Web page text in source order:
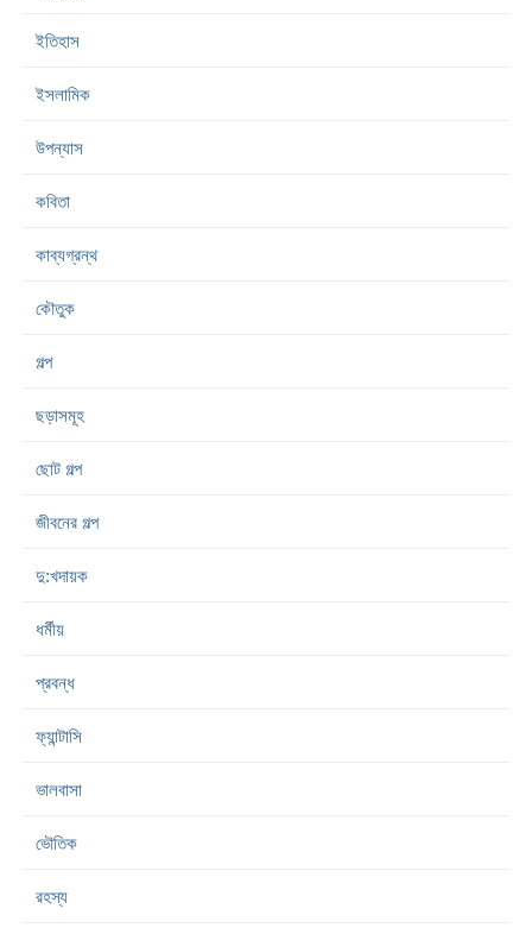
ইতিহাস
ইসলামিক
উপন্যাস
কবিতা
কাব্যগ্রন্থ
কৌতুক
গল্প
ছড়াসমূহ
ছোট গল্প
জীবনের গল্প
দু:খদায়ক
ধর্মীয়
প্রবন্ধ
ফ্যান্টাসি
ভালবাসা
ভৌতিক
রহস্য